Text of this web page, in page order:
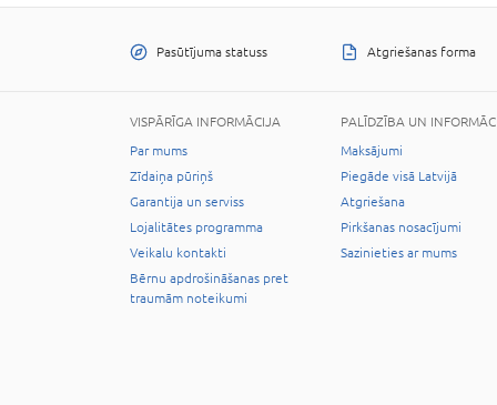
Pasūtījuma statuss Atgriešanas forma
VISPĀRĪGA INFORMĀCIJA
Par mums
Zīdaiņa pūriņš
Garantija un serviss
Lojalitātes programma
Veikalu kontakti
Bērnu apdrošināšanas pret
traumām noteikumi
PALĪDZĪBA UN
Maksājumi
Piegāde visā Latvijā
Atgriešana
Pirkšanas nosacījumi
Sazinieties ar mums